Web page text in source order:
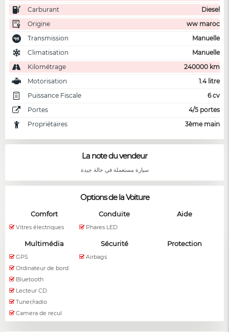
Carburant
Diesel
Origine
ww maroc
Transmission
Manuelle
Climatisation
Manuelle
Kilométrage
240000 km
Motorisation
1.4 litre
Puissance Fiscale
6 cv
Portes
4/5 portes
Propriétaires
3ème main
La note du vendeur
سيارة مستعملة في حالة جيدة
Options de la Voiture
Comfort
Vitres électriques
Conduite
Phares LED
Aide
Multimédia
GPS
Ordinateur de bord
Bluetooth
Lecteur CD
Tuner/radio
Camera de recul
Sécurité
Airbags
Protection